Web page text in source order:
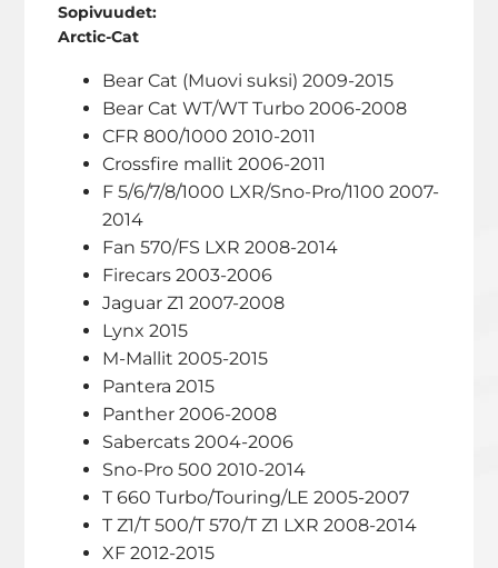
Sopivuudet:
Arctic-Cat
Bear Cat (Muovi suksi) 2009-2015
Bear Cat WT/WT Turbo 2006-2008
CFR 800/1000 2010-2011
Crossfire mallit 2006-2011
F 5/6/7/8/1000 LXR/Sno-Pro/1100 2007-
2014
Fan 570/FS LXR 2008-2014
Firecars 2003-2006
Jaguar Z1 2007-2008
Lynx 2015
M-Mallit 2005-2015
Pantera 2015
Panther 2006-2008
Sabercats 2004-2006
Sno-Pro 500 2010-2014
T 660 Turbo/Touring/LE 2005-2007
T Z1/T 500/T 570/T Z1 LXR 2008-2014
XF 2012-2015